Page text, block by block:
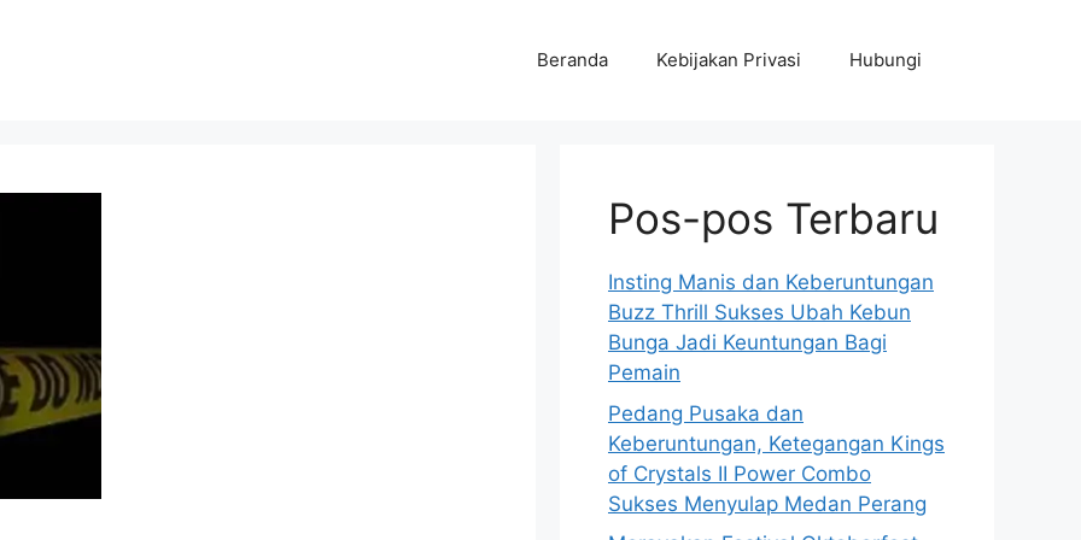
Beranda Kebijakan Privasi Hubungi
Pos-pos Terbaru
Insting Manis dan Keberuntungan
Buzz Thrill Sukses Ubah Kebun
Bunga Jadi Keuntungan Bagi
Pemain
Pedang Pusaka dan
Keberuntungan, Ketegangan Kings
of Crystals II Power Combo
Sukses Menyulap Medan Perang